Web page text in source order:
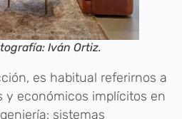
Iván Ortiz.
es habitual referirnos a
y económicos implícitos en
sistemas